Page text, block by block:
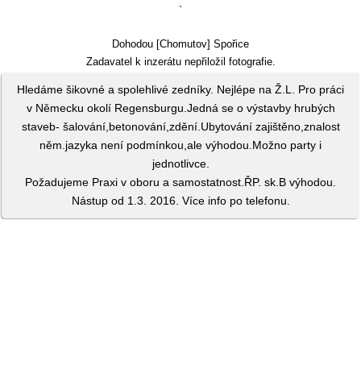
`
Dohodou [Chomutov] Spořice
Zadavatel k inzerátu nepřiložil fotografie.
Hledáme šikovné a spolehlivé zedníky. Nejlépe na Ž.L. Pro práci
v Německu okolí Regensburgu.Jedná se o výstavby hrubých
staveb- šalování,betonování,zdění.Ubytování zajištěno,znalost
něm.jazyka není podmínkou,ale výhodou.Možno party i
jednotlivce.
Požadujeme Praxi v oboru a samostatnost.ŘP. sk.B výhodou.
Nástup od 1.3. 2016. Více info po telefonu.